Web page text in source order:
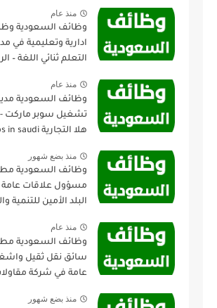
منذ عام
وظائف السعودية
ادارية وتعليمية في
التعلم ثنائي اللغة –
منذ عام
وظائف السعودية
تشغيل سوبر ماركت
هلا التجارية jobs in saudi
منذ بضع شهور
وظائف السعودية
مسؤول علاقات
البلد الأمين للتنمية
منذ عام
وظائف السعودية
سائق نقل ثقيل
عامة في شركة
منذ بضع شهور